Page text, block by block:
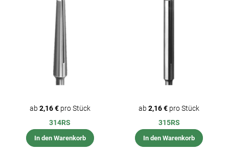
ab 2,16 €pro Stück
314RS
In den Warenkorb
ab2,16 € pro Stück
315RS
In den Warenkorb